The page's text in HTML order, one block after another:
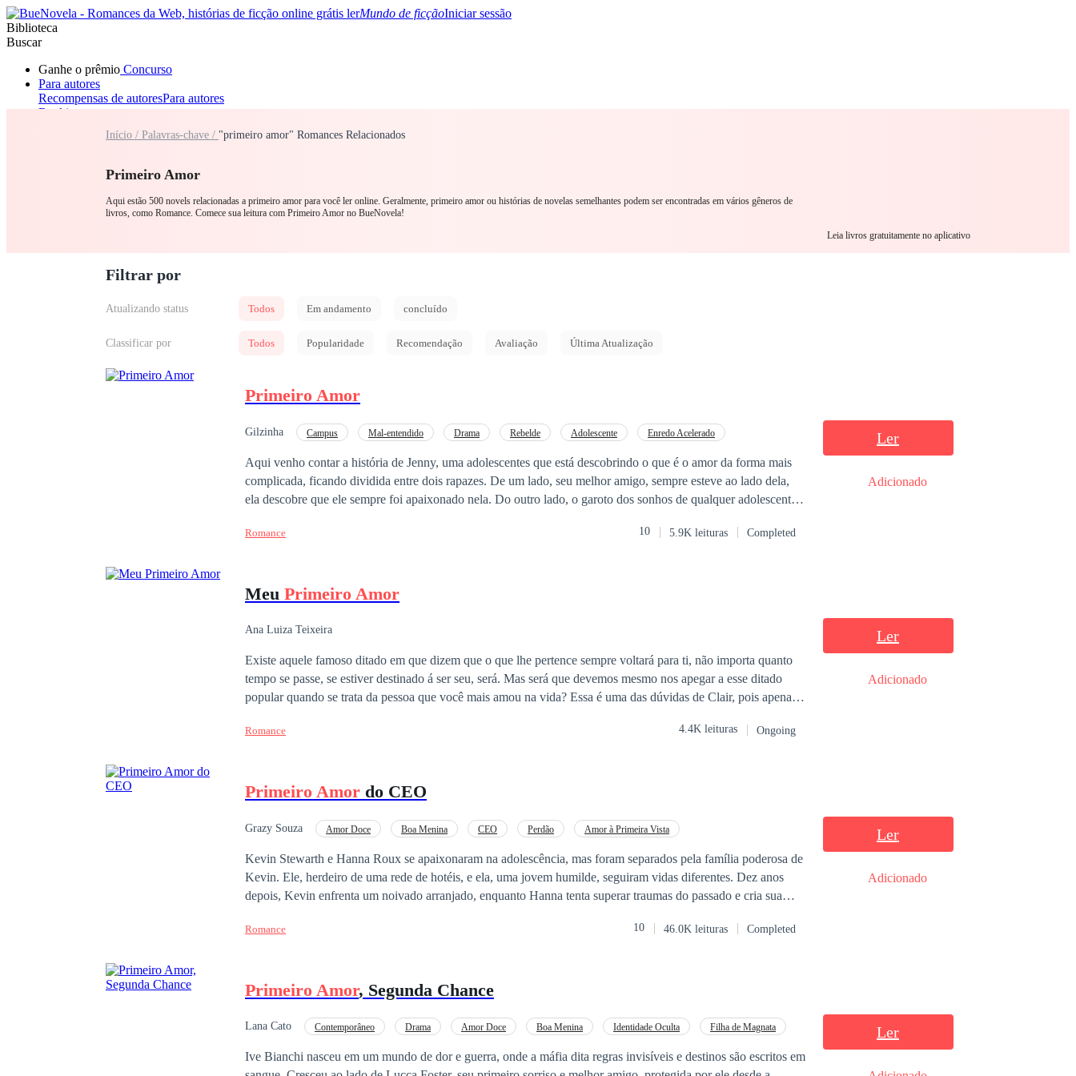
Mundo de ficçãoIniciar sessão
Biblioteca
Buscar
Ganhe o prêmio Concurso
Para autores
Recompensas de autoresPara autores
Ranking
RomanceLobisomemMáfia
Início / Palavras-chave / "primeiro amor" Romances Relacionados
Primeiro Amor
Aqui estão 500 novels relacionadas a primeiro amor para você ler online. Geralmente, primeiro amor ou histórias de novelas semelhantes podem ser encontradas em vários gêneros de
livros, como Romance. Comece sua leitura com Primeiro Amor no BueNovela!
Leia livros gratuitamente no aplicativo
Filtrar por
Atualizando status Todos Em andamento concluído
Classificar por Todos Popularidade Recomendação Avaliação Última Atualização
Primeiro Amor
Gilzinha Campus Mal-entendido Drama Rebelde Adolescente
Enredo Acelerado
Aqui venho contar a história de Jenny, uma adolescentes que está descobrindo o que é o amor da forma mais
complicada, ficando dividida entre dois rapazes. De um lado, seu melhor amigo, sempre esteve ao lado dela,
ela descobre que ele sempre foi apaixonado nela. Do outro lado, o garoto dos sonhos de qualquer adolescente,
Romance 10 5.9K leituras Completed
Ler
Adicionado
Meu Primeiro Amor
Ana Luiza Teixeira
Existe aquele famoso ditado em que dizem que o que lhe pertence sempre voltará para ti, não importa quanto
tempo se passe, se estiver destinado á ser seu, será. Mas será que devemos mesmo nos apegar a esse ditado
popular quando se trata da pessoa que você mais amou na vida? Essa é uma das dúvidas de Clair, pois apenas
preferidos de romance com final devastador. Vale mesmo a pena esperar por ele mesmo que dez anos se passe?
Romance 4.4K leituras Ongoing
Ler
Adicionado
Primeiro Amor do CEO
Grazy Souza Amor Doce Boa Menina CEO Perdão Amor à Primeira Vista
Kevin Stewarth e Hanna Roux se apaixonaram na adolescência, mas foram separados pela família poderosa de
Kevin. Ele, herdeiro de uma rede de hotéis, e ela, uma jovem humilde, seguiram vidas diferentes. Dez anos
depois, Kevin enfrenta um noivado arranjado, enquanto Hanna tenta superar traumas do passado e cria sua
mas segredos e cicatrizes ameaçam impedi-los de se reconectar. Será que o amor do passado pode superar as
Romance 10 46.0K leituras Completed
Ler
Adicionado
Primeiro Amor, Segunda Chance
Lana Cato Contemporâneo Drama Amor Doce Boa Menina Identidade Oculta
Filha de Magnata
Ive Bianchi nasceu em um mundo de dor e guerra, onde a máfia dita regras invisíveis e destinos são escritos em
Ler